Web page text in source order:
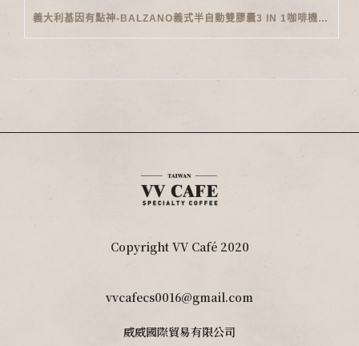
義大利基因有點神-BALZANO義式半自動雙膠囊3 IN 1咖啡機開箱
Copyright VV Café 2020
vvcafecs0016@gmail.com
威威國際貿易有限公司